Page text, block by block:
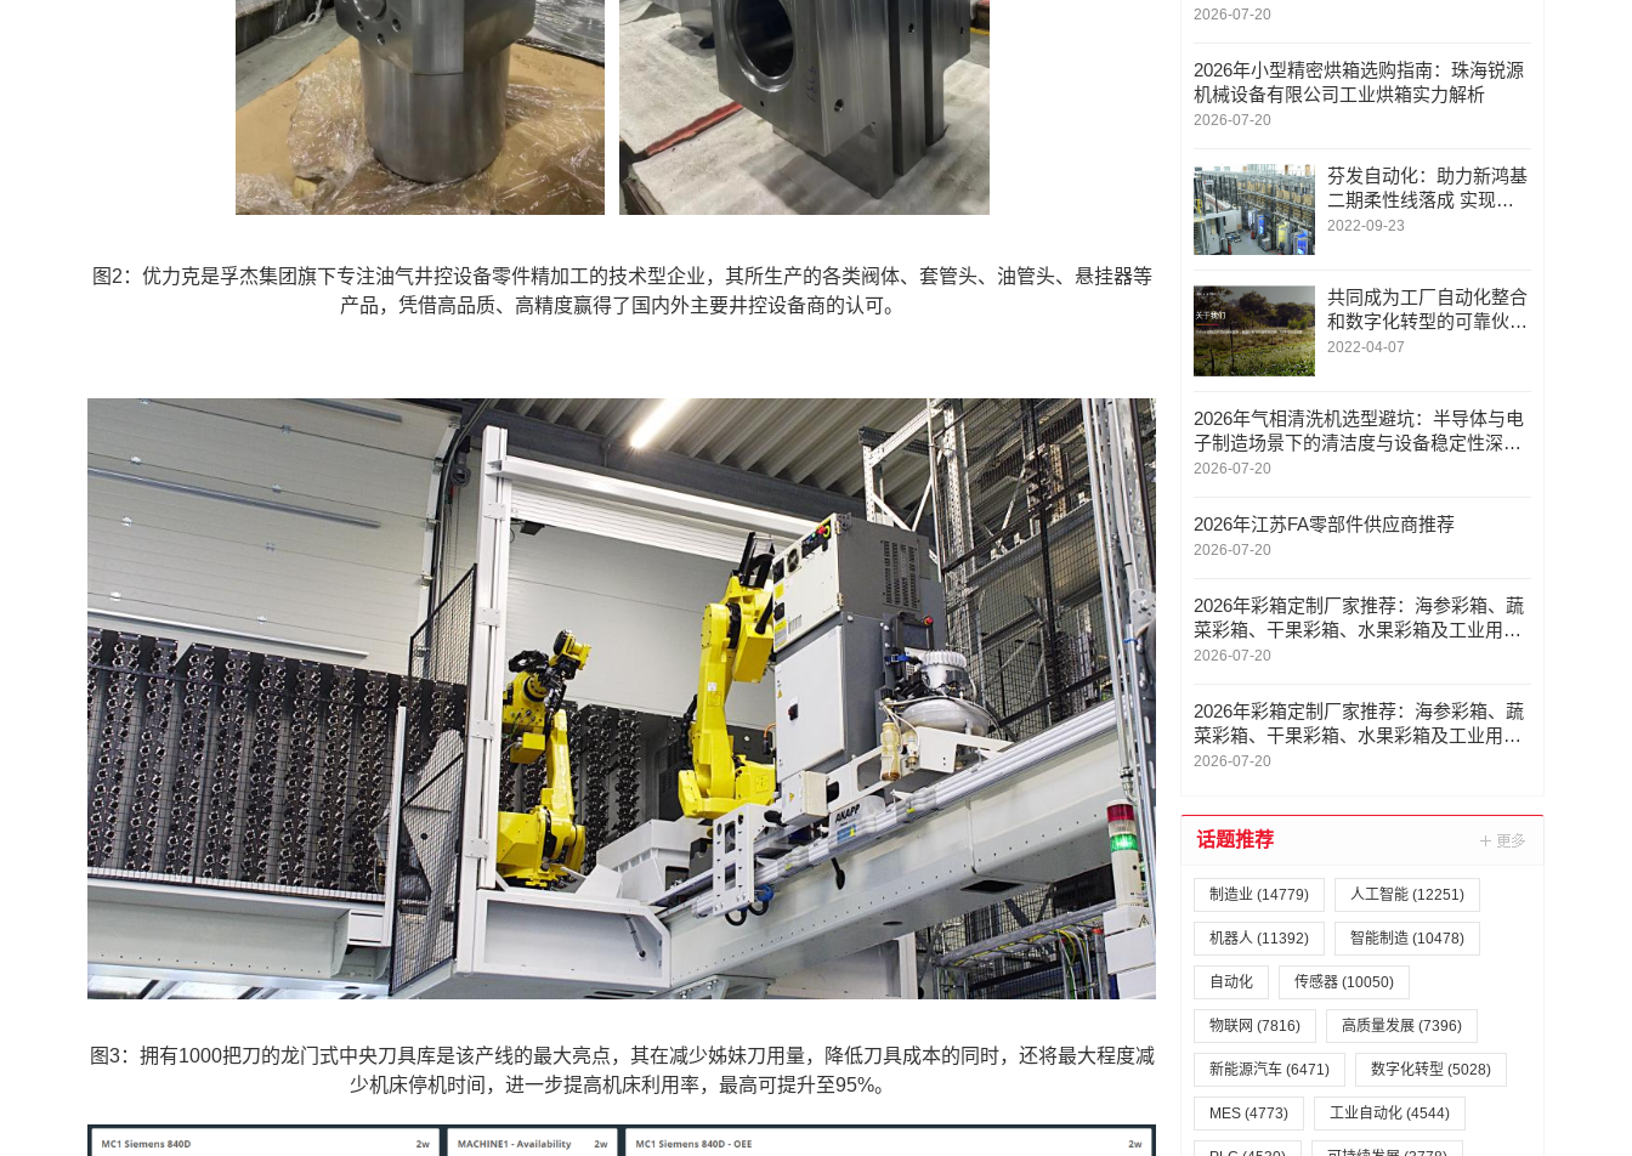
图2：优力克是孚杰集团旗下专注油气井控设备零件精加工的技术型企业，其所生产的各类阀体、套管头、油管头、悬挂器等
产品，凭借高品质、高精度赢得了国内外主要井控设备商的认可。
图3：拥有1000把刀的龙门式中央刀具库是该产线的最大亮点，其在减少姊妹刀用量，降低刀具成本的同时，还将最大程度减
少机床停机时间，进一步提高机床利用率，最高可提升至95%。
2026-07-20
2026年小型精密烘箱选购指南：珠海锐源
机械设备有限公司工业烘箱实力解析
2026-07-20
芬发自动化：助力新鸿基
二期柔性线落成 实现多
品种、小批量生产模式的
2022-09-23
共同成为工厂自动化整合
和数字化转型的可靠伙
伴：上海蓝鸟加入AVEVA
2022-04-07
2026年气相清洗机选型避坑：半导体与电
子制造场景下的清洁度与设备稳定性深度
解析
2026-07-20
2026年江苏FA零部件供应商推荐
2026-07-20
2026年彩箱定制厂家推荐：海参彩箱、蔬
菜彩箱、干果彩箱、水果彩箱及工业用彩
箱的选型与采购指南
2026-07-20
2026年彩箱定制厂家推荐：海参彩箱、蔬
菜彩箱、干果彩箱、水果彩箱及工业用彩
箱的选型与采购指南
2026-07-20
话题推荐
制造业 (14779) 人工智能 (12251)
机器人 (11392) 智能制造 (10478)
自动化 传感器 (10050)
物联网 (7816) 高质量发展 (7396)
新能源汽车 (6471) 数字化转型 (5028)
MES (4773) 工业自动化 (4544)